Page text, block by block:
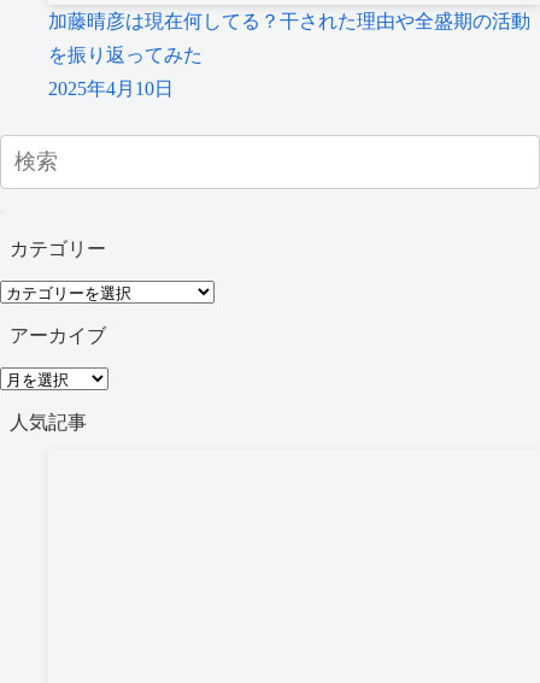
加藤晴彦は現在何してる？干された理由や全盛期の活動
を振り返ってみた
2025年4月10日
カテゴリー
カ
テ
リ
ー
アーカイブ
ア
人気記事